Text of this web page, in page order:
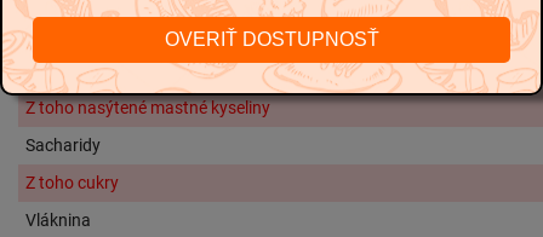
Energetická hodnota
1264 kJ /
Tuky
Z toho nasýtené mastné kyseliny
Sacharidy
Z toho cukry
Vláknina
OVERIŤ DOSTUPNOSŤ